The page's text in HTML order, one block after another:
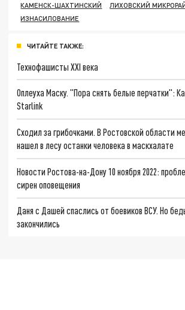
КАМЕНСК-ШАХТИНСКИЙ
ЛИХОВСКИЙ
ИЗНАСИЛОВАНИЕ
ЧИТАЙТЕ ТАКЖЕ:
Технофашисты XXI века
Оплеуха Маску. "Пора снять белые перчатки":
Starlink
Сходил за грибочками. В Ростовской области
нашел в лесу останки человека в маскхалате
Новости Ростова-на-Дону 10 ноября 2022:
сирен оповещения
Даня с Дашей спаслись от боевиков ВСУ. Но
закончились